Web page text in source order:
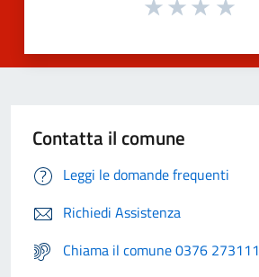
Contatta il comune
Leggi le domande frequenti
Richiedi Assistenza
Chiama il comune 0376 273111